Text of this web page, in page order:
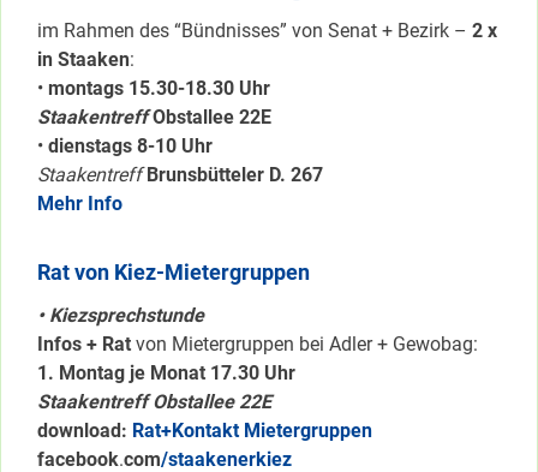
im Rahmen des “Bündnisses” von Senat + Bezirk – 2 x
in Staaken:
• montags 15.30-18.30 Uhr
Staakentreff Obstallee 22E
• dienstags 8-10 Uhr
Staakentreff Brunsbütteler D. 267
Mehr Info
Rat von Kiez-Mietergruppen
• Kiezsprechstunde
Infos + Rat von Mietergruppen bei Adler + Gewobag:
1. Montag je Monat 17.30 Uhr
Staakentreff Obstallee 22E
download: Rat+Kontakt Mietergruppen
facebook.com/staakenerkiez